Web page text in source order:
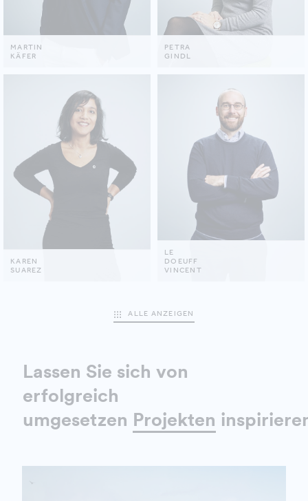
MARTIN
KÄFER
PETRA
GINDL
KAREN
SUAREZ
LE
DOEUFF
VINCENT
ALLE ANZEIGEN
Lassen Sie sich von
erfolgreich
umgesetzen Projekten